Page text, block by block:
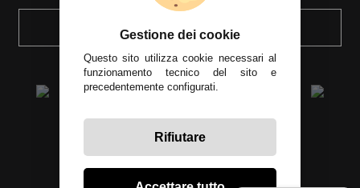
SEND
Gestione dei cookie
Questo sito utilizza cookie necessari al
funzionamento tecnico del sito e
precedentemente configurati.
Rifiutare